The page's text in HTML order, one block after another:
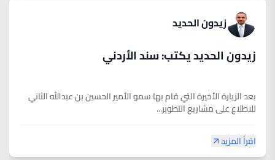
زيدون الحديد
زيدون الحديد يكتب: سند الأردني
بعد الزيارة الأخيرة التي قام بها سمو الأمير الحسين بن عبدالله الثاني
للاطلاع على مشاريع التطوير...
اقرأ المزيد